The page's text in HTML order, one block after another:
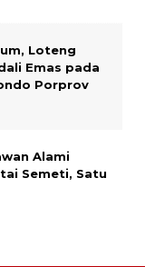
Loteng
Emas pada
Porprov
Alami
Semeti, Satu